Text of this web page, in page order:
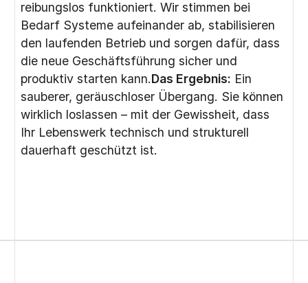
reibungslos funktioniert. Wir stimmen bei
Bedarf Systeme aufeinander ab, stabilisieren
den laufenden Betrieb und sorgen dafür, dass
die neue Geschäftsführung sicher und
produktiv starten kann.Das Ergebnis: Ein
sauberer, geräuschloser Übergang. Sie können
wirklich loslassen – mit der Gewissheit, dass
Ihr Lebenswerk technisch und strukturell
dauerhaft geschützt ist.